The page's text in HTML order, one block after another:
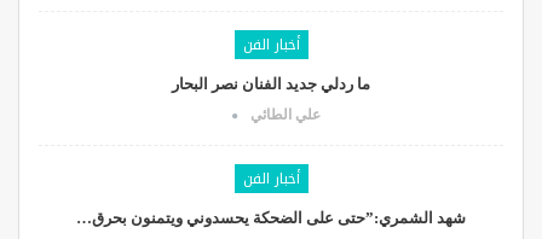
أخبار الفن
ما ردلي جديد الفنان نصر البحار
علي الطائي
أخبار الفن
شهد الشمري:”حتى على الضحكة يحسدوني ويتمنون بحرق…